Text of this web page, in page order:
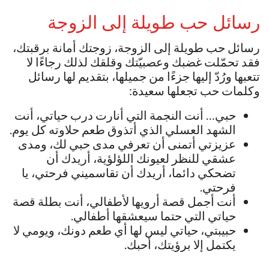
رسائل حب طويلة إلى الزوجة
رسائل حب طويلة إلى الزوجة، زوجتك أمانة برقبتك،
فقد تحمّلت غضبك وعصبيّتك وقلقك لذلك رجاءًا لا
تتعبها ورُدّ إليها جزءًا من جميلها، بتقديم لها رسائل
وكلمات حب تجعلها سعيدة:
حبي… أنت النجمة التي أنارت درب حياتي، أنت
الشهد العسلي الذي أتذوق طعم حلاوته كل يوم.
عزيزتي أتمنى أن تعرفي مدى حبي لك، ومدى
عشقي للنظر لعيونك اللؤلؤية، أريدك أن
تضحكي دائما، أريدك أن تقاسميني فرحتي، يا
فرحتي.
أنت أجمل قصة أرويها لأطفالي، أنت بطلة قصة
حياتي التي حتما سيعشقها أطفالي.
حبيبتي، حياتي ليس لها أي طعم دونك، ويومي لا
يكتمل إلا برؤيتك، أحبك.